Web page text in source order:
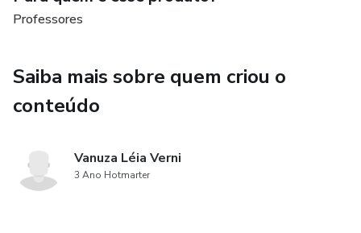
Professores
Saiba mais sobre quem criou o
conteúdo
Vanuza Léia Verni
3 Ano Hotmarter